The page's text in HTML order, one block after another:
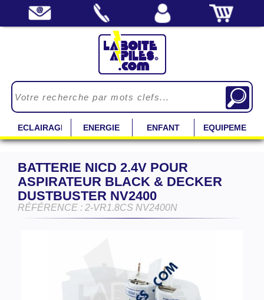
ECLAIRAGE ENERGIE ENFANT EQUIPEMENT
BATTERIE NICD 2.4V POUR
ASPIRATEUR BLACK & DECKER
DUSTBUSTER NV2400
RÉFÉRENCE : 2-VR1.8CS NV2400N